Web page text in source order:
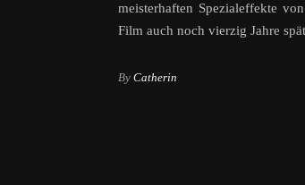
meisterhaften Spezialeffekte
Film auch noch vierzig Jahre
By Catherin